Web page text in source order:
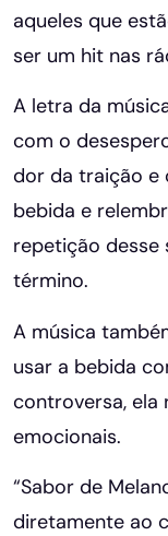
aqueles que
ser um hit nas
A letra da
com o
dor da traição e
bebida e
repetição desse
término.
A música
usar a bebida
controversa, ela
emocionais.
“Sabor de
diretamente ao